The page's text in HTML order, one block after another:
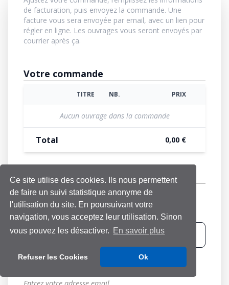
Ce site utilise des cookies. Ils nous permettent
de faire un suivi statistique anonyme de
l'utilisation du site. En poursuivant votre
navigation, vous acceptez leur utilisation. Sinon
vous pouvez les désactiver. En savoir plus
Refuser les Cookies Ok
de facturation, puis envoyez la commande. Une
facture vous sera envoyée par email, avec un lien pour
régler en ligne. Les ouvrages vous seront envoyés par
courrier après ça.
Votre commande
TITRE NB. PRIX
Aucun ouvrage dans la commande
Total 0,00 €
Facturation
Nom*
Entrez votre nom.